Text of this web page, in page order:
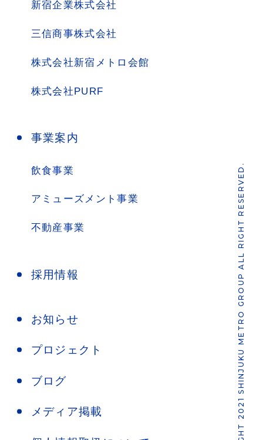
新宿企業株式会社
三信商事株式会社
株式会社新宿メトロ会館
株式会社PURF
事業案内
飲食事業
アミューズメント事業
不動産事業
採用情報
お知らせ
プロジェクト
ブログ
メディア掲載 COPYRIGHT 2021 SHINJUKU METRO GROUP ALL RIGHT RESERVED.